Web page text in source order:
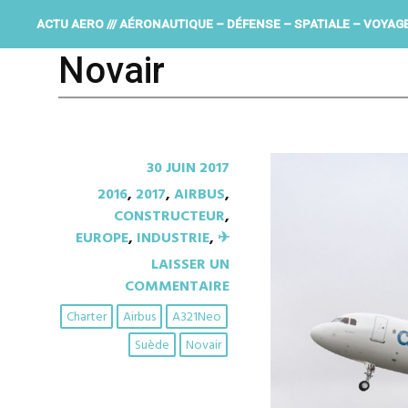
ACTU AERO /// AÉRONAUTIQUE – DÉFENSE – SPATIALE –
Novair
30 JUIN 2017
2016, 2017,AIRBUS,
CONSTRUCTEUR,
EUROPE, INDUSTRIE, ✈︎
LAISSER UN
COMMENTAIRE
A321Neo
Airbus
Charter
Novair
Suède